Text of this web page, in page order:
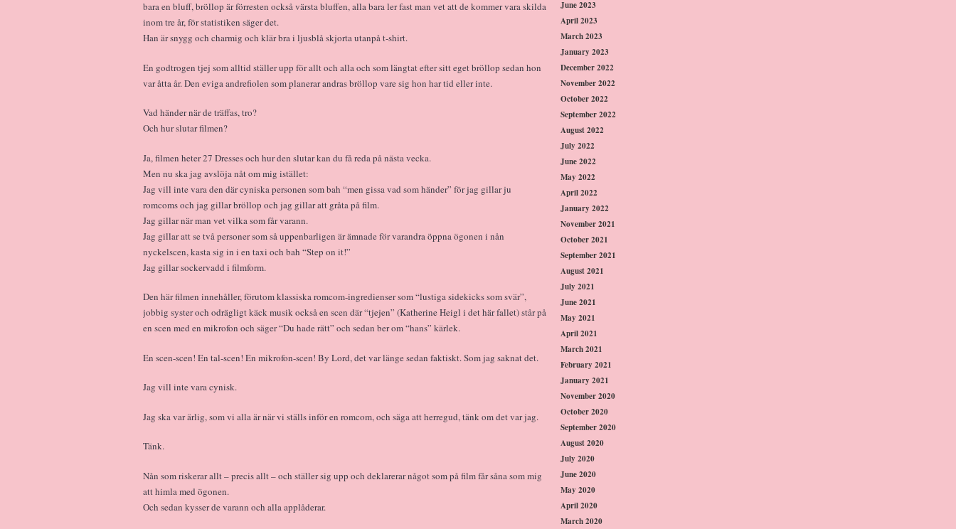
bara en bluff, bröllop är förresten också värsta bluffen, alla bara ler fast man vet att de kommer vara skilda
inom tre år, för statistiken säger det.
Han är snygg och charmig och klär bra i ljusblå skjorta utanpå t-shirt.
En godtrogen tjej som alltid ställer upp för allt och alla och som längtat efter sitt eget bröllop sedan hon
var åtta år. Den eviga andrefiolen som planerar andras bröllop vare sig hon har tid eller inte.
Vad händer när de träffas, tro?
Och hur slutar filmen?
Ja, filmen heter 27 Dresses och hur den slutar kan du få reda på nästa vecka.
Men nu ska jag avslöja nåt om mig istället:
Jag vill inte vara den där cyniska personen som bah “men gissa vad som händer” för jag gillar ju
romcoms och jag gillar bröllop och jag gillar att gråta på film.
Jag gillar när man vet vilka som får varann.
Jag gillar att se två personer som så uppenbarligen är ämnade för varandra öppna ögonen i nån
nyckelscen, kasta sig in i en taxi och bah “Step on it!”
Jag gillar sockervadd i filmform.
Den här filmen innehåller, förutom klassiska romcom-ingredienser som “lustiga sidekicks som svär”,
jobbig syster och odrägligt käck musik också en scen där “tjejen” (Katherine Heigl i det här fallet) står på
en scen med en mikrofon och säger “Du hade rätt” och sedan ber om “hans” kärlek.
En scen-scen! En tal-scen! En mikrofon-scen! By Lord, det var länge sedan faktiskt. Som jag saknat det.
Jag vill inte vara cynisk.
Jag ska var ärlig, som vi alla är när vi ställs inför en romcom, och säga att herregud, tänk om det var jag.
Tänk.
Nån som riskerar allt – precis allt – och ställer sig upp och deklarerar något som på film får såna som mig
att himla med ögonen.
Och sedan kysser de varann och alla applåderar.
June 2023
April 2023
March 2023
January 2023
December 2022
November 2022
October 2022
September 2022
August 2022
July 2022
June 2022
May 2022
April 2022
January 2022
November 2021
October 2021
September 2021
August 2021
July 2021
June 2021
May 2021
April 2021
March 2021
February 2021
January 2021
November 2020
October 2020
September 2020
August 2020
July 2020
June 2020
May 2020
April 2020
March 2020